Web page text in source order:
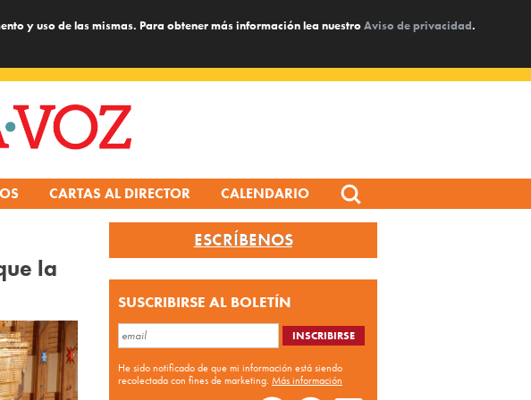
y uso de las mismas. Para obtener más información lea nuestroAviso de privacidad.
CARTAS AL DIRECTOR CALENDARIO
Search
for:
la
ESCRÍBENOS
SUSCRIBIRSE AL BOLETÍN
He sido notificado de que mi información está siendo
recolectada con fines de marketing. Más información